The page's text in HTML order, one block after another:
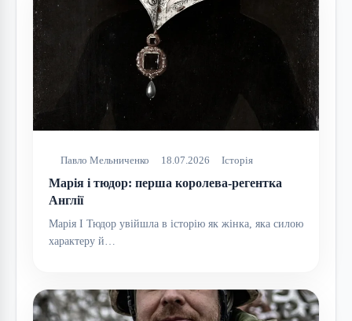
Павло Мельниченко 18.07.2026 Історія
Марія i тюдор: перша королева-регентка
Англії
Марія I Тюдор увійшла в історію як жінка, яка силою
характеру й…